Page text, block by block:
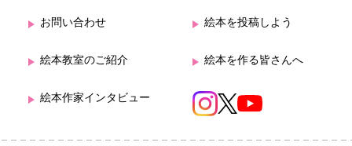
お問い合わせ 絵本を投稿しよう
絵本教室のご紹介 絵本を作る皆さんへ
絵本作家インタビュー